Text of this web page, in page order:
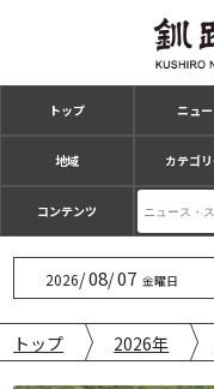
トップ ニュ
地域 カテゴ
コンテンツ
2026/08/07 金曜日
トップ 2026年